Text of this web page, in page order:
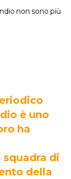
non sono più
è uno
ha
di
della